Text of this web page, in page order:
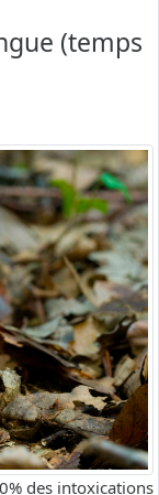
(temps
des intoxications